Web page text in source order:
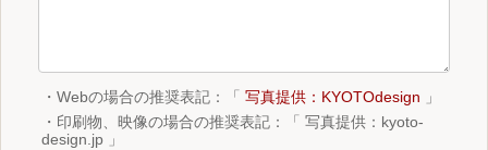
・Webの場合の推奨表記：「 写真提供：KYOTOdesign 」
・印刷物、映像の場合の推奨表記：「 写真提供：kyoto-
design.jp 」